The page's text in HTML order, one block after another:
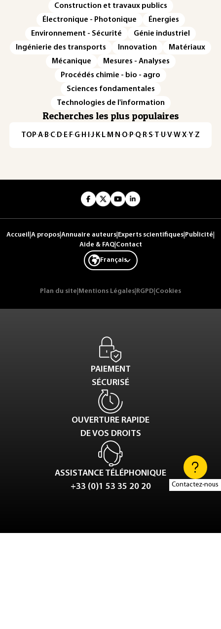
Contactez-nous
Construction et travaux publics
Électronique - Photonique
Énergies
Environnement - Sécurité
Génie industriel
Ingénierie des transports
Innovation
Matériaux
Mécanique
Mesures - Analyses
Procédés chimie - bio - agro
Sciences fondamentales
Technologies de l'information
Recherches les plus populaires
TOP·A·B·C· D· E· F·G· H · ·J· K· L· M · N ·O· P·Q· R·S·T·U·V·W·X·Y·Z
Accueil A propos Annuaire auteurs Experts scientifiques Publicité
Aide & FAQ| Contact
Français
Plan du site Mentions Légales RGPD Cookies
PAIEMENT
SÉCURISÉ
OUVERTURE RAPIDE
DE VOS DROITS
ASSISTANCE TÉLÉPHONIQUE
+33 (0)1 53 35 20 20